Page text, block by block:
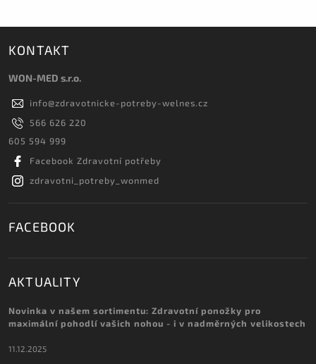
KONTAKT
WON-MED s.r.o.
info@zdravotnicke-potreby-welnes.cz
566 626 220
605 594 999
Facebook Zdravotní potřeby
zdravotni_potreby_wonmed
FACEBOOK
AKTUALITY
Novinka v našem sortimentu: Zdravotní ponožky pro
maximální pohodlí vašich nohou - i v nadměrných velikostech
11.12.2025